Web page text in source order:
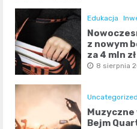
Edukacja
z nowym
za 4 mln zł
8 sierpnia
Uncategorized
Bejm